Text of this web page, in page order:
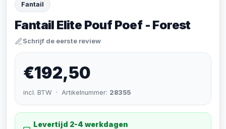
Fantail
Fantail Elite Pouf Poef - Forest
Schrijf de eerste review
€192,50
incl. BTW · Artikelnummer: 28355
Levertijd 2-4 werkdagen